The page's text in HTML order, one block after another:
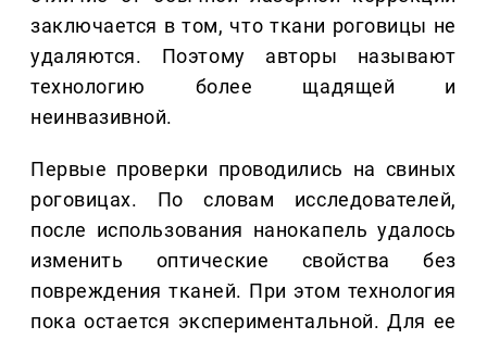
заключается в том, что ткани роговицы не
удаляются. Поэтому авторы называют
технологию более щадящей и
неинвазивной.
Первые проверки проводились на свиных
роговицах. По словам исследователей,
после использования нанокапель удалось
изменить оптические свойства без
повреждения тканей. При этом технология
пока остается экспериментальной. Для ее